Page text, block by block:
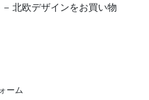
- 北欧デザインをお買い物
ーム